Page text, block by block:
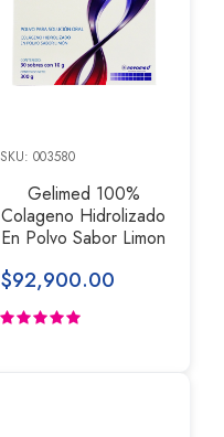
SKU: 003580
Gelimed 100%
Colageno Hidrolizado
En Polvo Sabor Limon
$92,900.00